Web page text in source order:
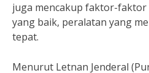
juga mencakup faktor-
yang baik, peralatan yang
tepat.
Menurut Letnan Jenderal